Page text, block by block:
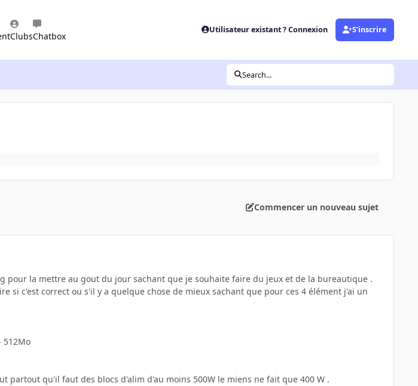
ClubsChatbox
Utilisateur existant ? Connexion S’inscrire
Search...
Commencer un nouveau sujet
pour la mettre au gout du jour sachant que je souhaite faire du jeux et de la bureautique .
si c'est correct ou s'il y a quelque chose de mieux sachant que pour ces 4 élément j'ai un
512Mo
qu'il faut des blocs d'alim d'au moins 500W le miens ne fait que 400 W .